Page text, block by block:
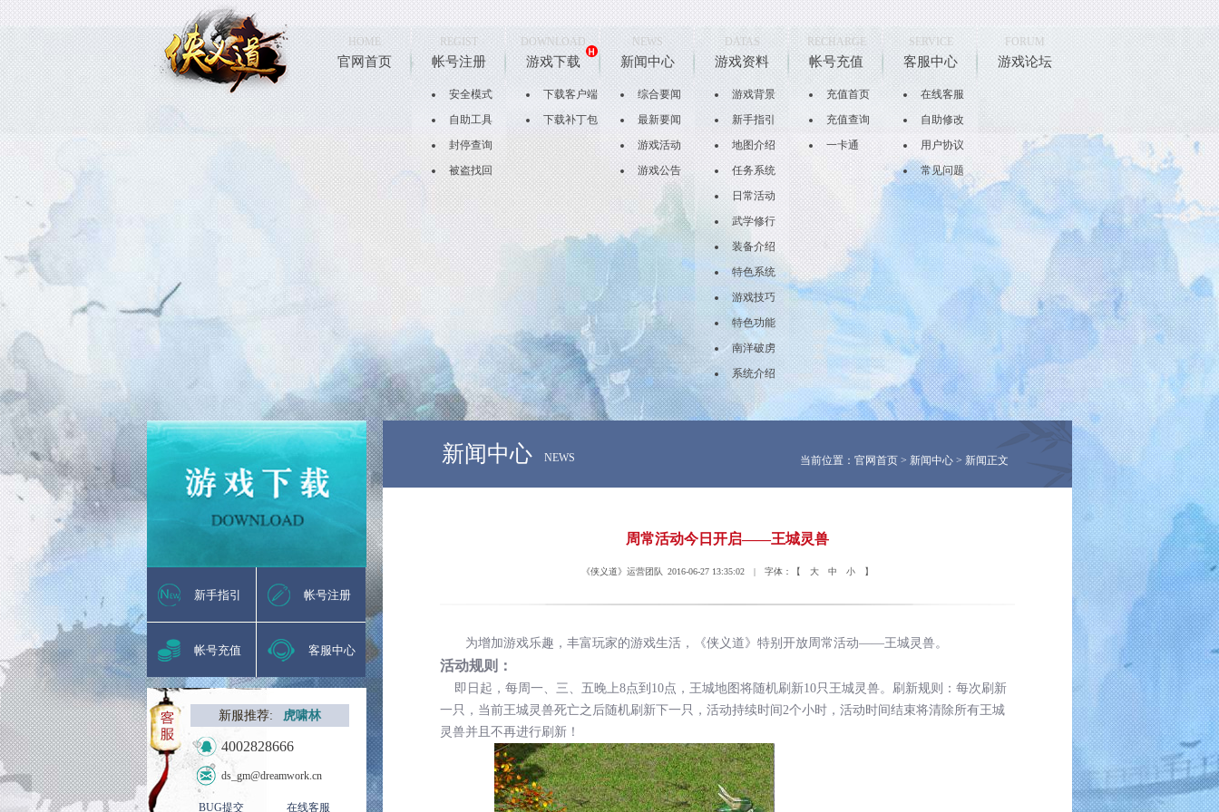
HOME
官网首页
REGIST
帐号注册
安全模式
自助工具
封停查询
被盗找回
DOWNLOAD
游戏下载
下载客户端
下载补丁包
NEWS
新闻中心
综合要闻
最新要闻
游戏活动
游戏公告
DATAS
游戏资料
游戏背景
新手指引
地图介绍
任务系统
日常活动
武学修行
装备介绍
特色系统
游戏技巧
特色功能
南洋破虏
系统介绍
RECHARGE
帐号充值
充值首页
充值查询
一卡通
SERVICE
客服中心
在线客服
自助修改
用户协议
常见问题
FORUM
游戏论坛
新手指引 帐号注册
帐号充值 客服中心
新服推荐: 虎啸林
4002828666
ds_gm@dreamwork.cn
BUG提交 在线客服
新闻中心 NEWS 当前位置： 官网首页 > 新闻中心 > 新闻正文
周常活动今日开启——王城灵兽
《侠义道》运营团队 2016-06-27 13:35:02 | 字体：【 大 中 小 】
为增加游戏乐趣，丰富玩家的游戏生活，《侠义道》特别开放周常活动——王城灵兽。
活动规则：
即日起， 每周一 、 三 、五晚上8点到 10点，王城地图将随机刷新10只王城灵 兽。 刷新规则：每次刷新
一只，当前王城灵兽死亡之后随机刷新下一只，活动持续时间2个小时， 活动时间结束将清除所有王城
灵兽并且不再进行刷新！